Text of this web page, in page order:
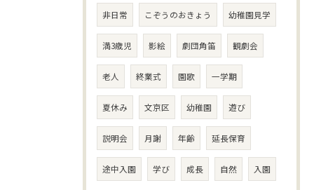
非日常 こぞうのおきょう 幼稚園見学
満3歳児 影絵 劇団角笛 観劇会
老人 終業式 園歌 一学期
夏休み 文京区 幼稚園 遊び
説明会 月謝 年齢 延長保育
途中入園 学び 成長 自然 入園